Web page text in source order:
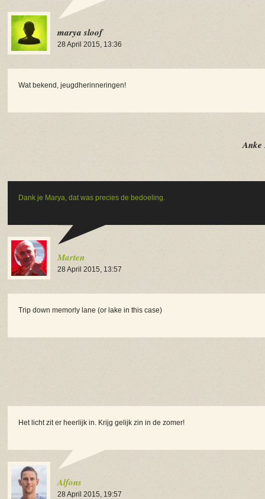
marya sloof
28 April 2015, 13:36
Wat bekend, jeugdherinneringen!
Anke
Dank je Marya, dat was precies de bedoeling.
Marten
28 April 2015, 13:57
Trip down memorly lane (or lake in this case)
Het licht zit er heerlijk in. Krijg gelijk zin in de zomer!
Alfons
28 April 2015, 19:57